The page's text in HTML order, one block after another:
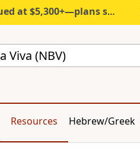
start under $6/month.
Viva (NBV)
Resources Hebrew/Greek